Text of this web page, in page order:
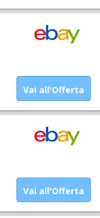
Vai all'Offerta
Vai all'Offerta